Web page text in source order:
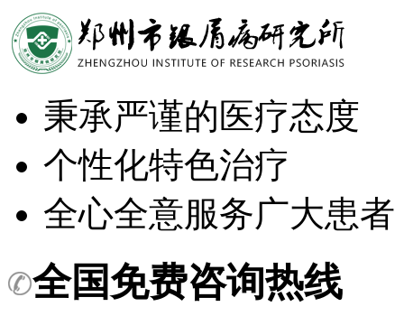
秉承严谨的医疗态度
个性化特色治疗
全心全意服务广大患者
全国免费咨询热线